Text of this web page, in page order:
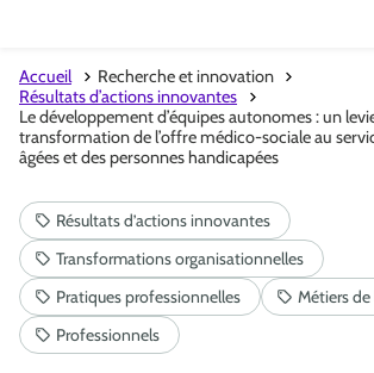
Accueil
Recherche et innovation
Résultats d’actions innovantes
Le développement d’équipes autonomes : un
transformation de l’offre médico-sociale au
âgées et des personnes handicapées